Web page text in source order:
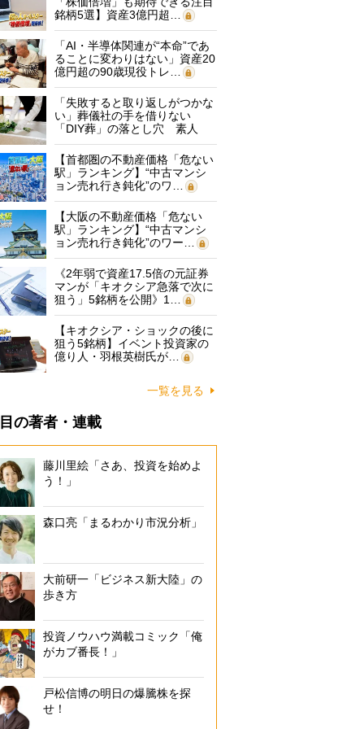
銘柄5選】資産3億円超…
「AI・半導体関連が“本命”であ
ることに変わりはない」資産20
億円超の90歳現役トレ…
「失敗すると取り返しがつかな
い」葬儀社の手を借りない
「DIY葬」の落とし穴 素人
に…
【首都圏の不動産価格「危ない
駅」ランキング】“中古マンシ
ョン売れ行き鈍化”のワ…
【大阪の不動産価格「危ない
駅」ランキング】“中古マンシ
ョン売れ行き鈍化”のワー…
《2年弱で資産17.5倍の元証券
マンが「キオクシア急落で次に
狙う」5銘柄を公開》1…
【キオクシア・ショックの後に
狙う5銘柄】イベント投資家の
億り人・羽根英樹氏が…
一覧を見る
の著者・連載
藤川里絵「さあ、投資を始めよ
う！」
森口亮「まるわかり市況分析」
大前研一「ビジネス新大陸」の
歩き方
投資ノウハウ満載コミック「俺
がカブ番長！」
戸松信博の明日の爆騰株を探
せ！